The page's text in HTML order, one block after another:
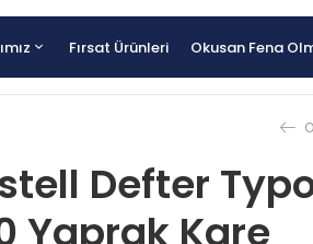
Fırsat Ürünleri Okusan Fena
Defter
Yaprak Kare